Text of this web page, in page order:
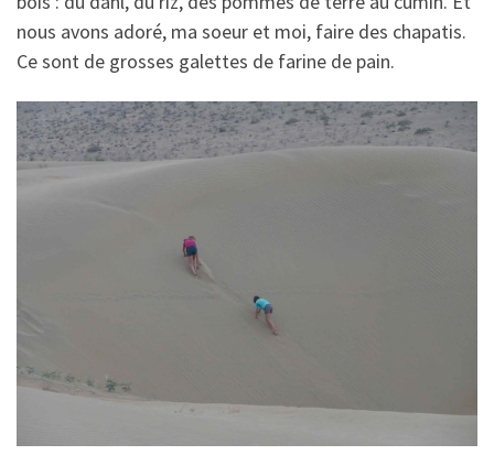
nous avons adoré, ma soeur et moi, faire des chapatis.
Ce sont de grosses galettes de farine de pain.